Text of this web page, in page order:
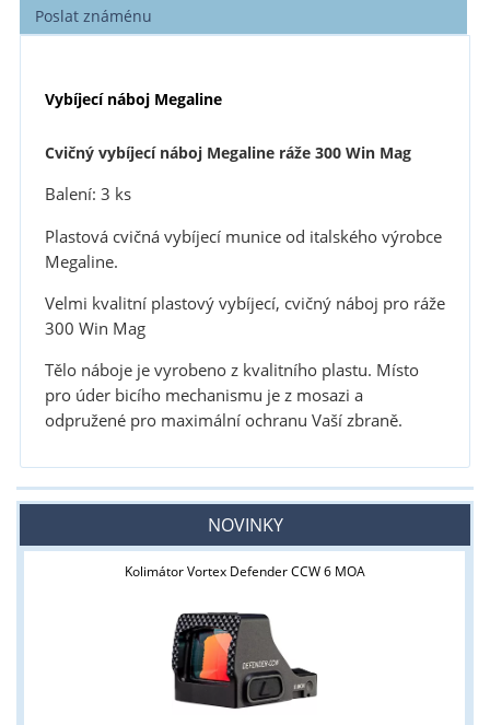
Poslat známénu
Vybíjecí náboj Megaline
Cvičný vybíjecí náboj Megaline ráže 300 Win Mag
Balení: 3 ks
Plastová cvičná vybíjecí munice od italského výrobce
Megaline.
Velmi kvalitní plastový vybíjecí, cvičný náboj pro ráže
300 Win Mag
Tělo náboje je vyrobeno z kvalitního plastu. Místo
pro úder bicího mechanismu je z mosazi a
odpružené pro maximální ochranu Vaší zbraně.
NOVINKY
Kolimátor Vortex Defender CCW 6 MOA